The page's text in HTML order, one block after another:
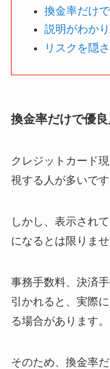
換金率だけ
説明がわか
リスクを隠
換金率だけで優
クレジットカード
視する人が多いです
しかし、表示され
になるとは限りませ
事務手数料、決済
引かれると、実際
る場合があります。
そのため、換金率